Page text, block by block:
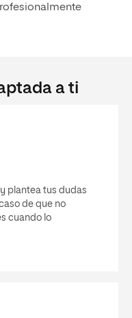
a ti
plantea tus dudas
de que no
cuando lo